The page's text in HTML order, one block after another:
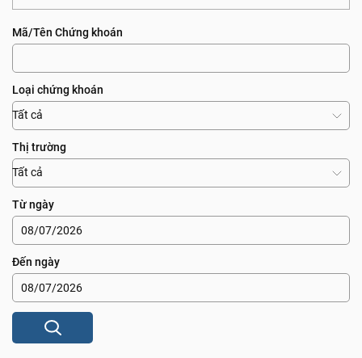
Mã/Tên Chứng khoán
Loại chứng khoán
Tất cả
Thị trường
Tất cả
Từ ngày
Đến ngày